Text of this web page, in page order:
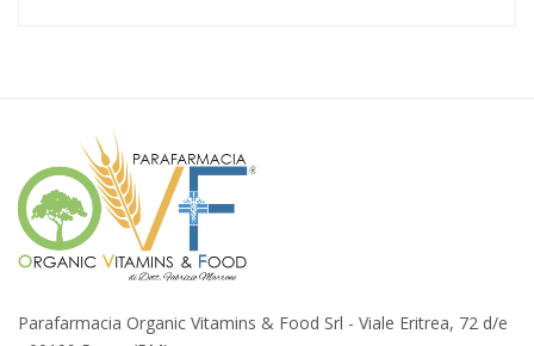
Parafarmacia Organic Vitamins & Food Srl - Viale Eritrea, 72 d/e